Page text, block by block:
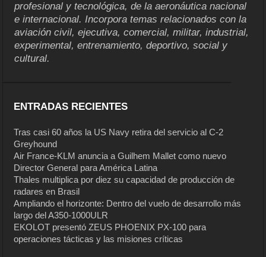
profesional y tecnológica, de la aeronáutica nacional
e internacional. Incorpora temas relacionados con la
aviación civil, ejecutiva, comercial, militar, industrial,
experimental, entrenamiento, deportivo, social y
cultural.
ENTRADAS RECIENTES
Tras casi 60 años la US Navy retira del servicio al C-2
Greyhound
Air France-KLM anuncia a Guilhem Mallet como nuevo
Director General para América Latina
Thales multiplica por diez su capacidad de producción de
radares en Brasil
Ampliando el horizonte: Dentro del vuelo de desarrollo más
largo del A350-1000ULR
EKOLOT presentó ZEUS PHOENIX PX-100 para
operaciones tácticas y las misiones críticas